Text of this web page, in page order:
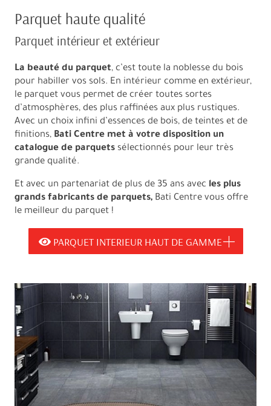
Parquet haute qualité
Parquet intérieur et extérieur
La beauté du parquet, c’est toute la noblesse du bois
pour habiller vos sols. En intérieur comme en extérieur,
le parquet vous permet de créer toutes sortes
d’atmosphères, des plus raffinées aux plus rustiques.
Avec un choix infini d’essences de bois, de teintes et de
finitions, Bati Centre met à votre disposition un
catalogue de parquets sélectionnés pour leur très
grande qualité.
Et avec un partenariat de plus de 35 ans avec les plus
grands fabricants de parquets, Bati Centre vous offre
le meilleur du parquet !
PARQUET INTERIEUR HAUT DE GAMME